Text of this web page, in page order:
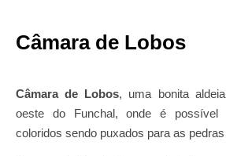
Câmara de Lobos
Câmara de Lobos, uma bonita
oeste do Funchal, onde é possível
coloridos sendo puxados para as